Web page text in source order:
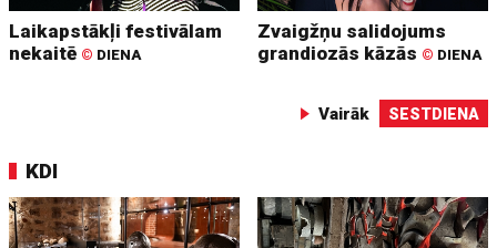
Laikapstākļi festivālam
nekaitē © DIENA
Zvaigžņu salidojums
grandiozās kāzās © DIENA
Vairāk SESTDIENA
KDI